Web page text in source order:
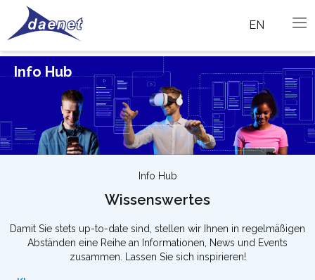
EN
Info Hub
Info Hub
Wissenswertes
Damit Sie stets up-to-date sind, stellen wir Ihnen in regelmäßigen
Abständen eine Reihe an Informationen, News und Events
zusammen. Lassen Sie sich inspirieren!